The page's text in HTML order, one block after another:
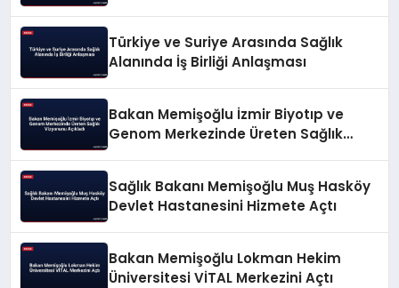
Türkiye ve Suriye Arasında Sağlık
Alanında İş Birliği Anlaşması
Bakan Memişoğlu İzmir Biyotıp ve
Genom Merkezinde Üreten Sağlık
Sağlık Bakanı Memişoğlu Muş Hasköy
Devlet Hastanesini Hizmete Açtı
Bakan Memişoğlu Lokman Hekim
Üniversitesi VİTAL Merkezini Açtı